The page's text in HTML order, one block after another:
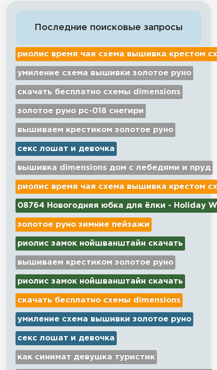
Последние поисковые запросы
риолис время чая схема вышивка крестом
умиление схема вышивки золотое руно
скачать бесплатно схемы dimensions
золотое руно рс-018 снегири
вышиваем крестиком золотое руно
секс лошат и девочка
вышивка dimensions дом с лебедями и пруд
риолис время чая схема вышивка крестом
08764 Новогодняя юбка для ёлки - Holiday
золотое руно зимние пейзажи
риолис замок нойшванштайн скачать
вышиваем крестиком золотое руно
риолис замок нойшванштайн скачать
скачать бесплатно схемы dimensions
умиление схема вышивки золотое руно
секс лошат и девочка
как синимат девушка туристик